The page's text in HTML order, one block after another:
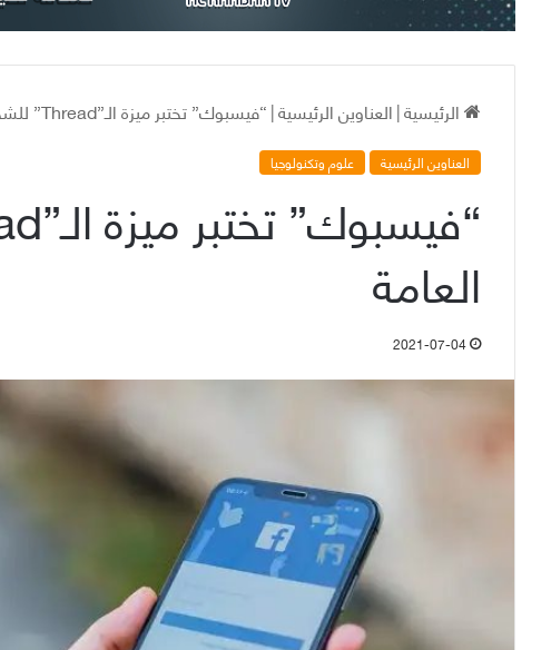
الرئيسية|العناوين الرئيسية|“فيسبوك” تختبر ميزة الـ”Thread” للشخصيات العامة
العناوين الرئيسية علوم وتكنولوجيا
العامة
2021-07-04